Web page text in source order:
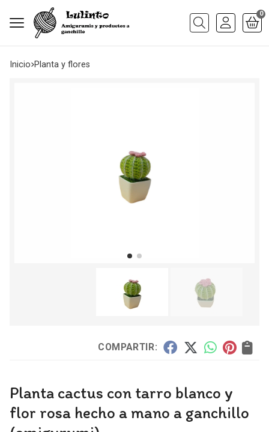
Buscar
0
Inicio planta y flores
COMPARTIR:
Planta cactus con tarro blanco y
flor rosa hecho a mano a ganchillo